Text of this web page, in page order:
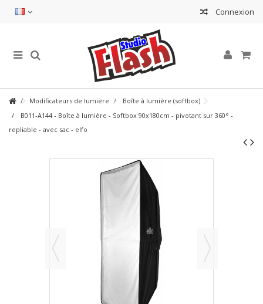
Connexion
Modificateurs de lumière
Boîte à lumière (softbox)
B011-A144 - Boîte à lumière - Softbox 90x180cm - pivotant sur 360° -
repliable - avec sac - elfo